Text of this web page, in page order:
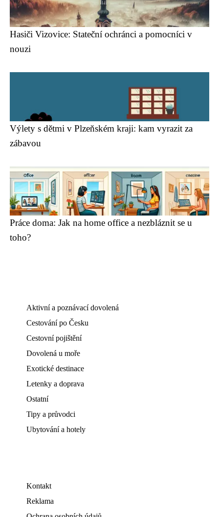
Hasiči Vizovice: Stateční ochránci a pomocníci v
nouzi
Výlety s dětmi v Plzeňském kraji: kam vyrazit za
zábavou
Práce doma: Jak na home office a nezbláznit se u
toho?
Aktivní a poznávací dovolená
Cestování po Česku
Cestovní pojištění
Dovolená u moře
Exotické destinace
Letenky a doprava
Ostatní
Tipy a průvodci
Ubytování a hotely
Kontakt
Reklama